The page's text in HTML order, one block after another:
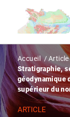
contenu
Fil
d'Ariane
Accueil
Article
Stratigraphie,
géodynamique
supérieur du
ARTICLE